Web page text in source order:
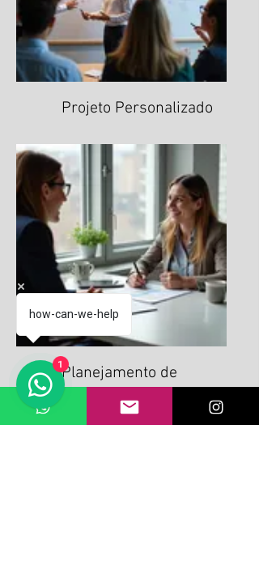
Projeto Personalizado
Planejamento de
Solução
how-can-we-help
1